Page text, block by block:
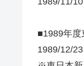
■1989年度
1989/12/